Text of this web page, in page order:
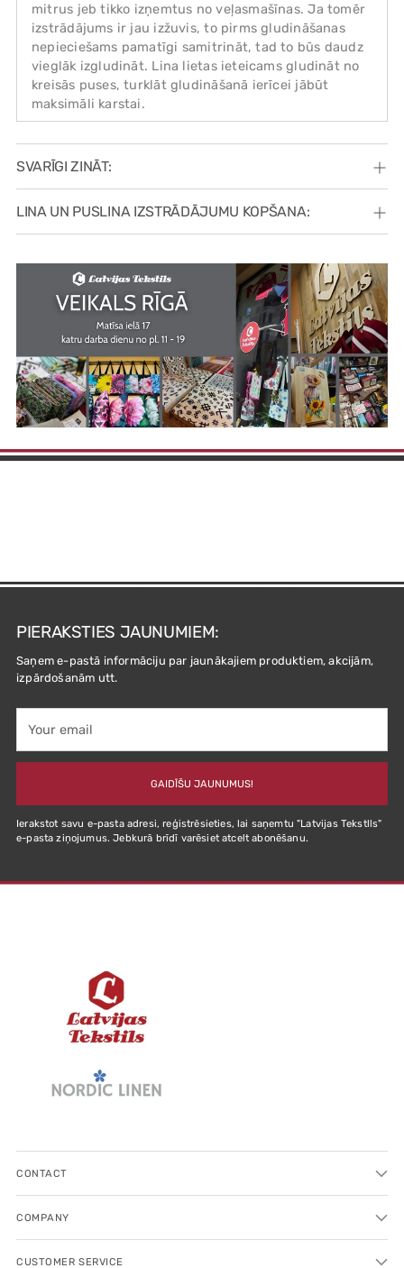
mitrus jeb tikko izņemtus no veļasmašīnas. Ja tomēr
izstrādājums ir jau izžuvis, to pirms gludināšanas
nepieciešams pamatīgi samitrināt, tad to būs daudz
vieglāk izgludināt. Lina lietas ieteicams gludināt no
kreisās puses, turklāt gludināšanā ierīcei jābūt
maksimāli karstai.
SVARĪGI ZINĀT:
LINA UN PUSLINA IZSTRĀDĀJUMU KOPŠANA:
PIERAKSTIES JAUNUMIEM:
Saņem e-pastā informāciju par jaunākajiem produktiem, akcijām,
izpārdošanām utt.
email
GAIDĪŠU JAUNUMUS!
Ierakstot savu e-pasta adresi, reģistrēsieties, lai saņemtu "Latvijas Tekstlls"
e-pasta ziņojumus. Jebkurā brīdī varēsiet atcelt abonēšanu.
CONTACT
COMPANY
CUSTOMER SERVICE